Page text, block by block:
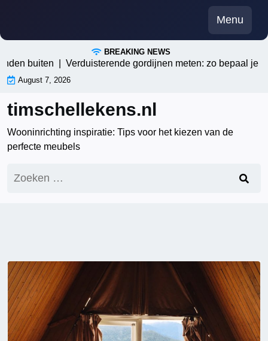
content
Menu
BREAKING NEWS
|Verduisterende gordijnen meten: zo bepaal je de
August 7, 2026
timschellekens.nl
Wooninrichting inspiratie: Tips voor het kiezen van de
perfecte meubels
naar: